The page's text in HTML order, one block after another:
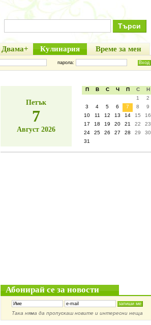
Двама+ Кулинария Време за мен
парола:
Петък
7
Август 2026
П В С Ч П С
Н
1
2
3
4 5 6 7 8
9
10
11 12 13 14 15
16
17
18 19 20 21 22
23
24
25 26 27 28 29
30
31
Абонирай се за новости
Така няма да пропускаш новите и интересни неща